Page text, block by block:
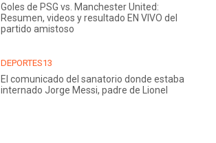
Goles de PSG vs. Manchester United:
Resumen, videos y resultado EN VIVO del
partido amistoso
DEPORTES13
El comunicado del sanatorio donde estaba
internado Jorge Messi, padre de Lionel